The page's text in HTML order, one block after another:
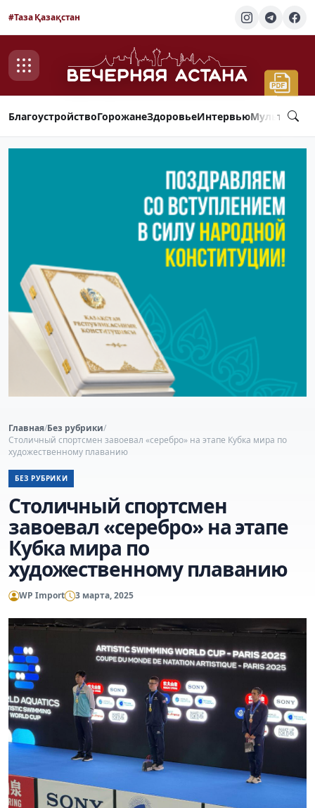
#Таза Қазақстан
БлагоустройствоГорожанеЗдоровьеИнтервью
Главная/Без рубрики/
Столичный спортсмен завоевал «серебро» на этапе Кубка мира по
художественному плаванию
БЕЗ РУБРИКИ
Столичный спортсмен
завоевал «серебро» на этапе
Кубка мира по
художественному плаванию
WP Import 3 марта, 2025